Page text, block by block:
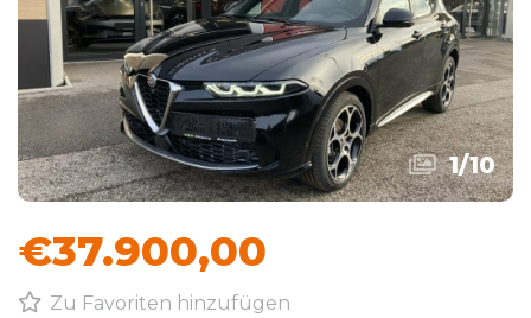
1/10
€37.900,00
Zu Favoriten hinzufügen